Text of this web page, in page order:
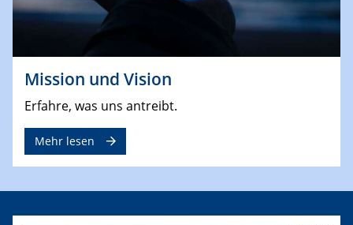
Mission und Vision
Erfahre, was uns antreibt.
Mehr lesen